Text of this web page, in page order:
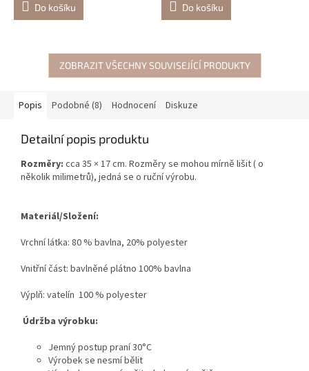
Do košíku Do košíku
ZOBRAZIT VŠECHNY SOUVISEJÍCÍ PRODUKTY
Popis Podobné (8) Hodnocení Diskuze
Detailní popis produktu
Rozměry: cca 35 × 17 cm. Rozměry se mohou mírně lišit ( o
několik milimetrů), jedná se o ruční výrobu.
Materiál/Složení:
Vrchní látka: 80 % bavlna, 20% polyester
Vnitřní část: bavlněné plátno 100% bavlna
Výplň: vatelín 100 % polyester
Údržba výrobku:
Jemný postup praní 30°C
Výrobek se nesmí bělit